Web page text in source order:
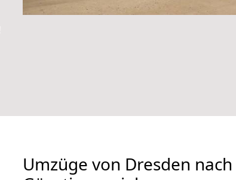
Umzüge von Dresden